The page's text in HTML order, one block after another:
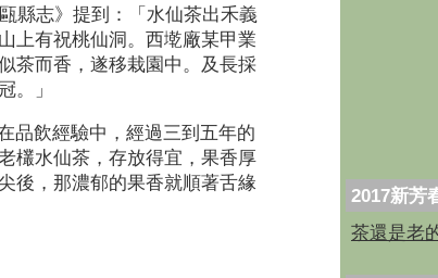
縣志》提到：「水仙茶出禾義
上有祝桃仙洞。西墘廠某甲業
茶而香，遂移栽園中。及長採
。」
品飲經驗中，經過三到五年的
欉水仙茶，存放得宜，果香厚
後，那濃郁的果香就順著舌緣
2017新芳
茶還是老